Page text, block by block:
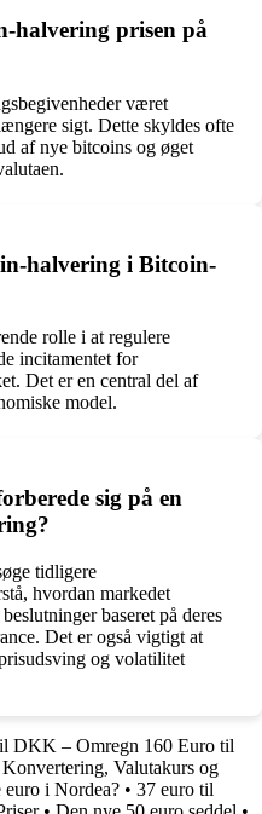
halvering prisen på
været
sigt. Dette skyldes ofte
af nye bitcoins og øget
halvering i Bitcoin-
rolle i at regulere
incitamentet for
Det er en central del af
model.
sig på en
tidligere
hvordan markedet
baseret på deres
Det er også vigtigt at
og volatilitet
DKK – Omregn 160 Euro til
Valutakurs og
i Nordea? • 37 euro til